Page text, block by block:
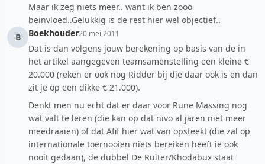
Maar ik zeg niets meer.. want ik ben zooo
beinvloed..Gelukkig is de rest hier wel objectief..
B
Boekhouder20 mei 2011
Dat is dan volgens jouw berekening op basis van de in
het artikel aangegeven teamsamenstelling een kleine €
20.000 (reken er ook nog Ridder bij die daar ook is en dan
zit je op een dikke € 21.000).
Denkt men nu echt dat er daar voor Rune Massing nog
wat valt te leren (die kan op dat nivo al jaren niet meer
meedraaien) of dat Afif hier wat van opsteekt (die zal op
internationale toernooien niets bereiken heeft ie ook
nooit gedaan), de dubbel De Ruiter/Khodabux staat